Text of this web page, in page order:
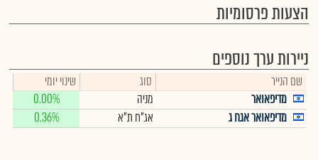
הצעות פרסומיות
ניירות ערך נוספים
שם הנייר סוג
שינוי יומי
מדיפאואר
מניה
0.00%
מדיפאואר אגח ג
אג"ח ת"א 0.36%